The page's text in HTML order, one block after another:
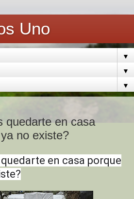
Uno
▼
▼
▼
quedarte en casa
no existe?
en casa porque